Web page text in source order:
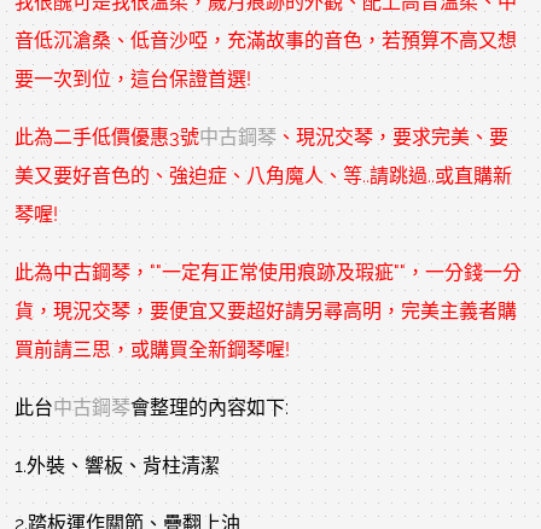
音低沉滄桑、低音沙啞，充滿故事的音色，若預算不高又想
要一次到位，這台保證首選!
此為二手低價優惠3號中古鋼琴 、現況交琴，要求完美、要
美又要好音色的、強迫症、八角魔人、等..請跳過..或直購新
琴喔!
此為中古鋼琴 ，""一定有正常使用痕跡及瑕疵""，一分錢一分
貨，現況交琴，要便宜又要超好請另尋高明，完美主義者購
買前請三思，或購買全新鋼琴喔!
此台中古鋼琴會整理的內容如下:
1.外裝、響板、背柱清潔
2.踏板運作關節、疊翻上油